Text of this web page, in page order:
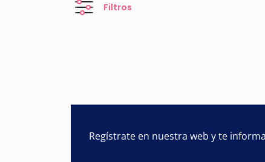
Filtros
Regístrate en nuestra web y te